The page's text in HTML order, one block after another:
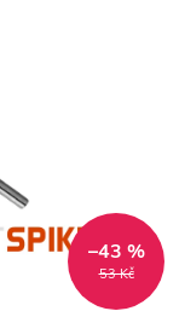
53 Kč
–43 %